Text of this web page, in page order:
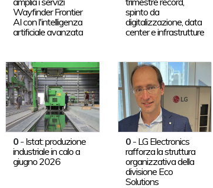
Wayfinder Frontier
AI con l'intelligenza
artificiale avanzata
spinto da
digitalizzazione, data
center e infrastrutture
0 - Istat: produzione
industriale in calo a
giugno 2026
0- LG Electronics
rafforza la struttura
organizzativa della
divisione Eco
Solutions